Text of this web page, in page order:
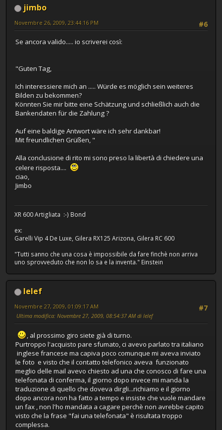
jimbo
#6
Novembre 26, 2009, 23:44:16 PM
Se ancora valido..... io scriverei così:
"Guten Tag,
Ich interessiere mich an ..... Würde es möglich sein weiteres
Bilden zu bekommen?
Könnten Sie mir bitte eine Schätzung und schließlich auch die
Bankendaten für die Zahlung ?
Auf eine baldige Antwort wäre ich sehr dankbar!
Mit freundlichen Grüßen, "
Alla conclusione di rito mi sono preso la libertà di chiedere una
celere risposta....
ciao,
Jimbo
XR 600 Artigliata :-) Bond
ex:
Garelli Vip 4 De Luxe, Gilera RX125 Arizona, Gilera RC 600
"Tutti sanno che una cosa è impossibile da fare finchè non arriva
uno sprovveduto che non lo sa e la inventa." Einstein
lelef
#7
Novembre 27, 2009, 01:09:17 AM
Ultima modifica: Novembre 27, 2009, 08:54:37 AM di lelef
, al prossimo giro siete già di turno.
Purtroppo l'acquisto pare sfumato, ci avevo parlato tra italiano
inglese francese ma capiva poco comunque mi aveva inviato
le foto e visto che il contatto telefonico aveva funzionato
meglio delle mail avevo chiesto ad una che conosco di fare una
telefonata di conferma, il giorno dopo invece mi manda la
traduzione di quello che doveva dirgli...richiamo e il giorno
dopo ancora non ha fatto a tempo e insiste che vuole mandare
un fax , non l'ho mandata a cagare perchè non avrebbe capito
visto che la frase "fai una telefonata" è risultata troppo
complessa.